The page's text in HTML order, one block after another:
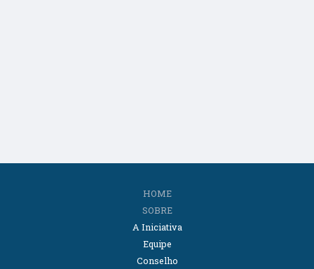
HOME
SOBRE
A Iniciativa
Equipe
Conselho